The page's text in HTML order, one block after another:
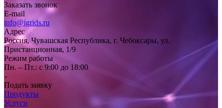
Заказать звонок
E-mail
info@igrids.ru
Адрес
Россия, Чувашская Республика, г. Чебоксары, ул.
Пристанционная, 1/9
Режим работы
Пн. – Пт.: с 9:00 до 18:00
Подать заявку
Продукты
Услуги